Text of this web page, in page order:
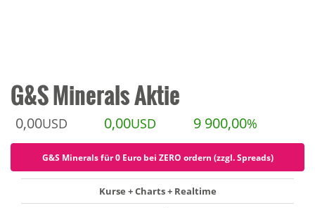
G&S Minerals Aktie
0,00USD 0,00USD 9 900,00%
G&S Minerals für 0 Euro bei ZERO ordern (zzgl. Spreads)
Kurse + Charts + Realtime